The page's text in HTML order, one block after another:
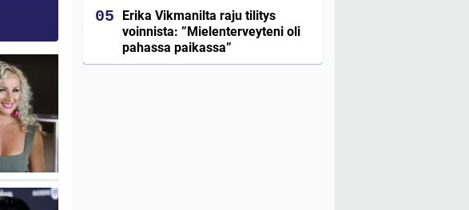
Erika Vikmanilta raju tilitys
voinnista: ”Mielenterveyteni oli
pahassa paikassa”